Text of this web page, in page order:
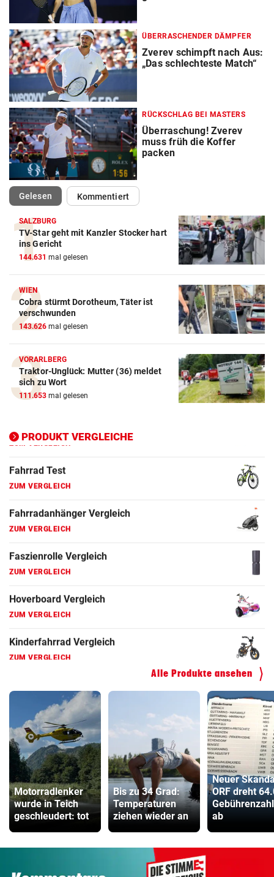
ÜBERRASCHENDER DÄMPFER
Zverev schimpft nach Aus:
„Das schlechteste Match“
RÜCKSCHLAG BEI MASTERS
Überraschung! Zverev
muss früh die Koffer
packen
Gelesen(ausgewählt)Kommentiert
SALZBURG
TV-Star geht mit Kanzler Stocker hart
ins Gericht
144.631 mal gelesen
WIEN
Cobra stürmt Dorotheum, Täter ist
verschwunden
143.626 mal gelesen
VORARLBERG
Traktor-Unglück: Mutter (36) meldet
sich zu Wort
111.653 mal gelesen
PRODUKT VERGLEICHE
Action-Cam Vergleich
ZUM VERGLEICH
Crosstrainer Vergleich
ZUM VERGLEICH
E-Bike Vergleich
ZUM VERGLEICH
Elektro-Scooter Vergleich
ZUM VERGLEICH
ZUM VERGLEICH
ZUM VERGLEICH
ZUM VERGLEICH
ZUM VERGLEICH
ZUM VERGLEICH
ZUM VERGLEICH
Alle Produkte ansehen
Motorradlenker
wurde in Teich
geschleudert: tot
Bis zu 34 Grad:
Temperaturen
ziehen wieder an
Neuer
ORF dreht
ab